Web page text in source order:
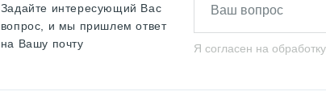
Задайте интересующий Вас
вопрос, и мы пришлем ответ
на Вашу почту
Я согласен на обработку